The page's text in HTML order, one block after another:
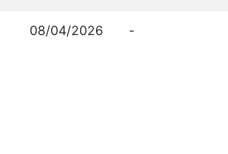
08/04/2026 -